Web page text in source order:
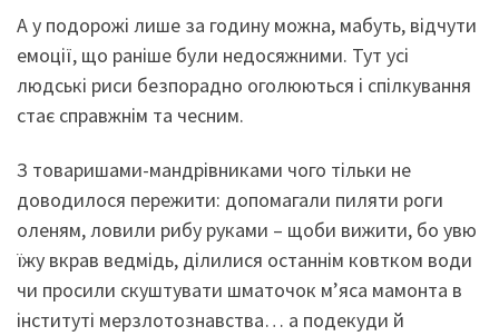
А у подорожі лише за годину можна, мабуть, відчути
емоції, що раніше були недосяжними. Тут усі
людські риси безпорадно оголюються і спілкування
стає справжнім та чесним.
З товаришами-мандрівниками чого тільки не
доводилося пережити: допомагали пиляти роги
оленям, ловили рибу руками – щоби вижити, бо увю
їжу вкрав ведмідь, ділилися останнім ковтком води
чи просили скуштувати шматочок м’яса мамонта в
інституті мерзлотознавства… а подекуди й